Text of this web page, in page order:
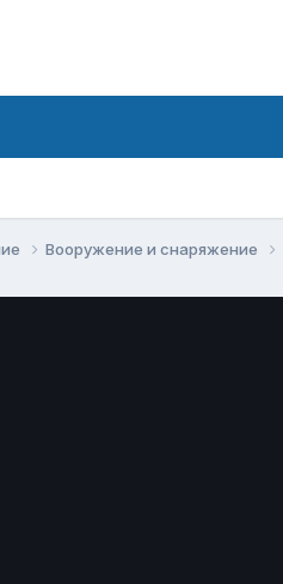
Вооружение и снаряжение